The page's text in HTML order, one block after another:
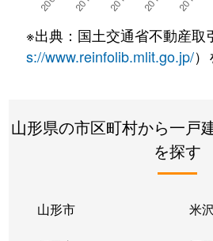
※出典：国土交通省不動産取
s://www.reinfolib.mlit.go.jp/）
山形県の市区町村から一戸
を探す
山形市 米